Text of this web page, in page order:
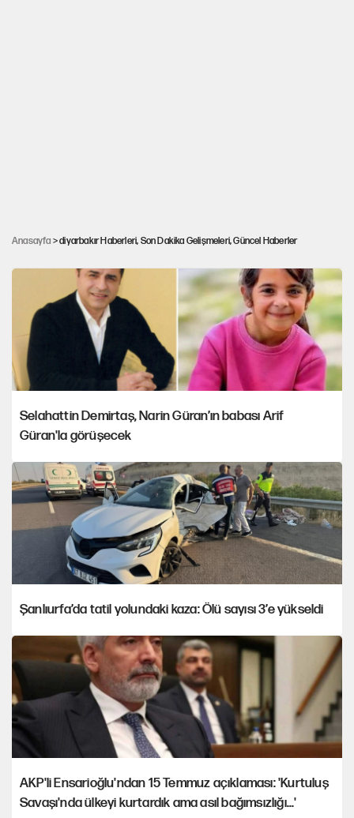
Anasayfa > diyarbakır Haberleri, Son Dakika Gelişmeleri, Güncel Haberler
operasyon
Selahattin Demirtaş, Narin Güran’ın babası Arif
Güran'la görüşecek
Şanlıurfa’da tatil yolundaki kaza: Ölü sayısı 3’e yükseldi
AKP'li Ensarioğlu'ndan 15 Temmuz açıklaması: 'Kurtuluş
Savaşı'nda ülkeyi kurtardık ama asıl bağımsızlığı...'